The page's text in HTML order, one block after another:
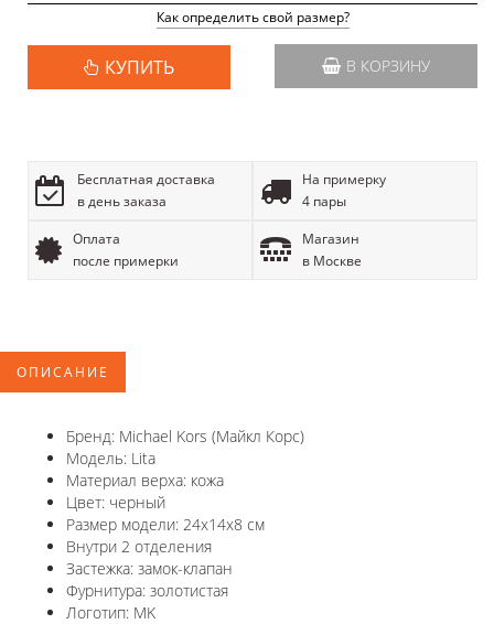
Как определить свой размер?
КУПИТЬ В КОРЗИНУ
Бесплатная доставка
в день заказа
На примерку
4 пары
Оплата
после примерки
Магазин
в Москве
ОПИСАНИЕ
Бренд: Michael Kors (Майкл Корс)
Модель: Lita
Материал верха: кожа
Цвет: черный
Размер модели: 24х14х8 см
Внутри 2 отделения
Застежка: замок-клапан
Фурнитура: золотистая
Логотип: MK